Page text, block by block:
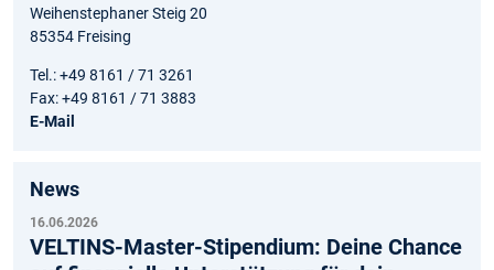
Weihenstephaner Steig 20
85354 Freising
Tel.: +49 8161 / 71 3261
Fax: +49 8161 / 71 3883
E-Mail
News
16.06.2026
VELTINS-Master-Stipendium: Deine Chance